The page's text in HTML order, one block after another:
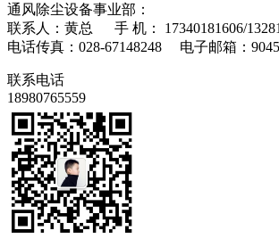
通风除尘设备事业部：
联系人：黄总 手 机： 17340181606/
电话传真：028-67148248 电子邮箱：
联系电话
18980765559